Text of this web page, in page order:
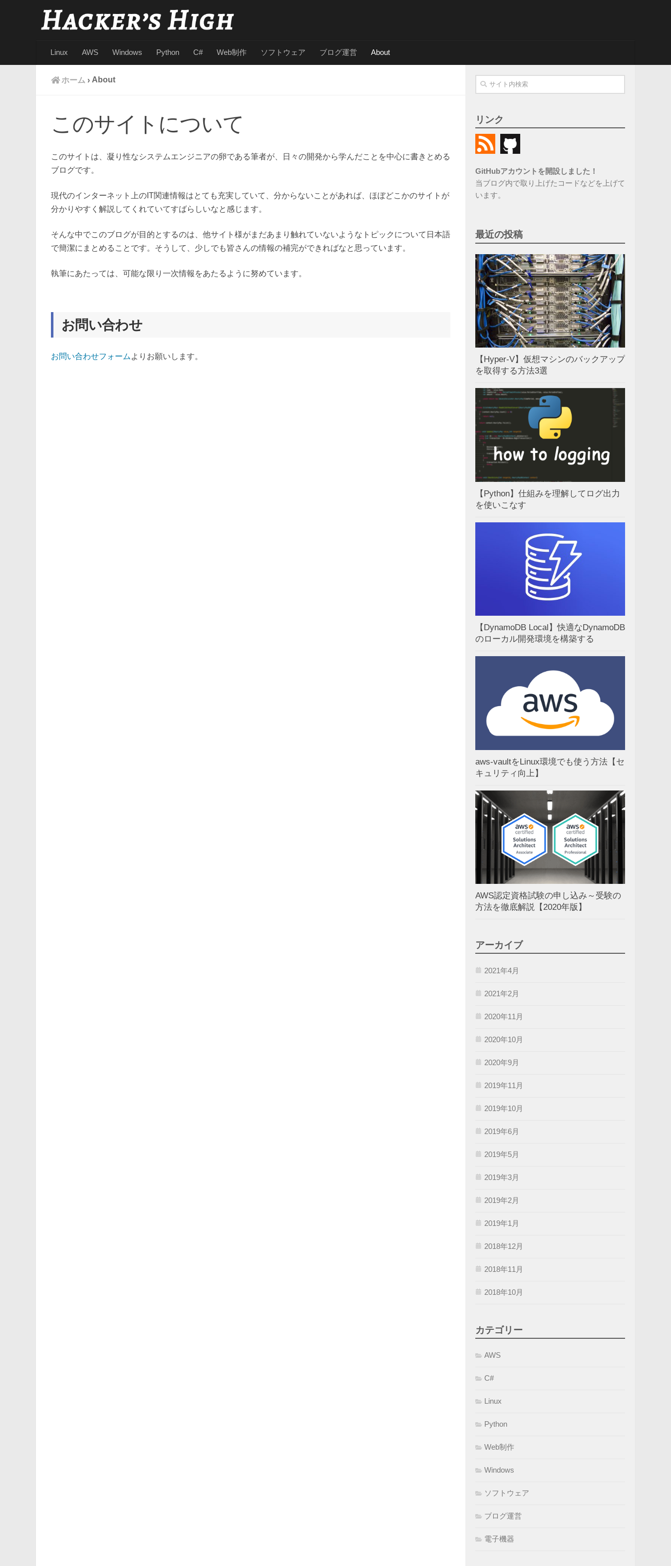
Linux AWS Windows Python C# Web制作 ソフトウェア ブログ運営 About
ホーム ›About
このサイトについて
このサイトは、凝り性なシステムエンジニアの卵である筆者が、日々の開発から学んだことを中心に書きとめる
ブログです。
現代のインターネット上のIT関連情報はとても充実していて、分からないことがあれば、ほぼどこかのサイトが
分かりやすく解説してくれていてすばらしいなと感じます。
そんな中でこのブログが目的とするのは、他サイト様がまだあまり触れていないようなトピックについて日本語
で簡潔にまとめることです。そうして、少しでも皆さんの情報の補完ができればなと思っています。
執筆にあたっては、可能な限り一次情報をあたるように努めています。
お問い合わせ
お問い合わせフォーム よりお願いします。
リンク
GitHubアカウントを開設しました！
当ブログ内で取り上げたコードなどを上げて
います。
最近の投稿
【Hyper-V】仮想マシンのバックアップ
を取得する方法3選
【Python】仕組みを理解してログ出力
を使いこなす
【DynamoDB Local】快適なDynamoDB
のローカル開発環境を構築する
aws-vaultをLinux環境でも使う方法【セ
キュリティ向上】
AWS認定資格試験の申し込み～受験の
方法を徹底解説【2020年版】
アーカイブ
2021年4月
2021年2月
2020年11月
2020年10月
2020年9月
2019年11月
2019年10月
2019年6月
2019年5月
2019年3月
2019年2月
2019年1月
2018年12月
2018年11月
2018年10月
カテゴリー
AWS
C#
Linux
Python
Web制作
Windows
ソフトウェア
ブログ運営
電子機器